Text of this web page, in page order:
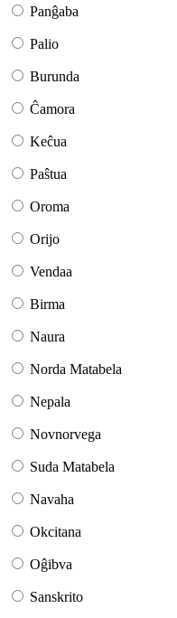
Panĝaba
Palio
Burunda
Ĉamora
Keĉua
Paŝtua
Oroma
Orijo
Vendaa
Birma
Naura
Norda Matabela
Nepala
Novnorvega
Suda Matabela
Navaha
Okcitana
Oĝibva
Sanskrito